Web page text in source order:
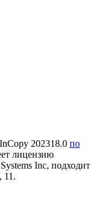
202318.0 по
лицензию
Inc, подходит
11.